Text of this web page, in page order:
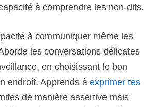
à comprendre les non-dits.
à communiquer même les
les conversations délicates
en choisissant le bon
endroit. Apprends à exprimer tes
de manière assertive mais